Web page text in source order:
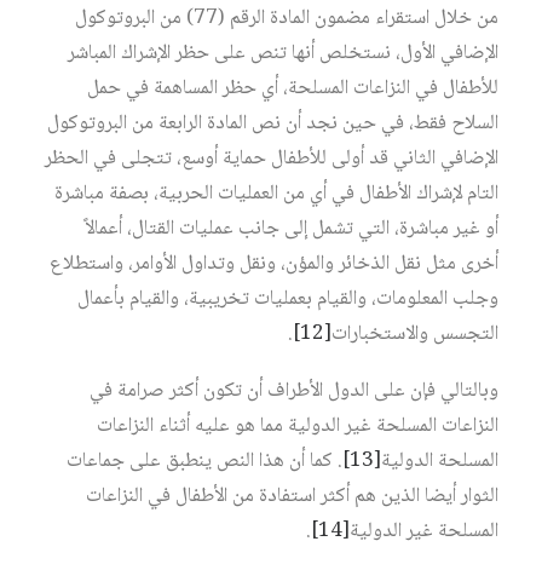
من خلال استقراء مضمون المادة الرقم (77) من البروتوكول
الإضافي الأول، نستخلص أنها تنص على حظر الإشراك المباشر
للأطفال في النزاعات المسلحة، أي حظر المساهمة في حمل
السلاح فقط، في حين نجد أن نص المادة الرابعة من البروتوكول
الإضافي الثاني قد أولى للأطفال حماية أوسع، تتجلى في الحظر
التام لإشراك الأطفال في أي من العمليات الحربية، بصفة مباشرة
أو غير مباشرة، التي تشمل إلى جانب عمليات القتال، أعمالاً
أخرى مثل نقل الذخائر والمؤن، ونقل وتداول الأوامر، واستطلاع
وجلب المعلومات، والقيام بعمليات تخريبية، والقيام بأعمال
التجسس والاستخبارات[12]
.
وبالتالي فإن على الدول الأطراف أن تكون أكثر صرامة في
النزاعات المسلحة غير الدولية مما هو عليه أثناء النزاعات
المسلحة الدولية[13]
. كما أن هذا النص ينطبق على جماعات
الثوار أيضا الذين هم أكثر استفادة من الأطفال في النزاعات
المسلحة غير الدولية[14]
.